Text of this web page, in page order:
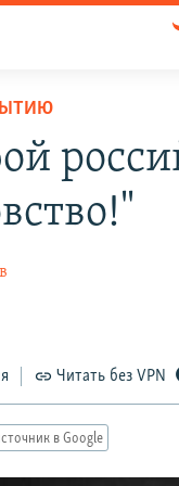
Читать без VPN
в Google